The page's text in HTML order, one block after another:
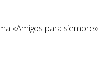
«Amigos para siempre»